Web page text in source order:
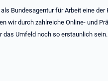
Bundesagentur für Arbeit eine
wir durch zahlreiche Online- und
Umfeld noch so erstaunlich sein.